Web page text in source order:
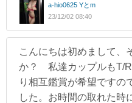
a-hio0625 Yとm
23/12/02 08:40
こんにちは初めまして、
か？ 私達カップルもT/
り相互鑑賞が希望ですの
した。お時間の取れた時